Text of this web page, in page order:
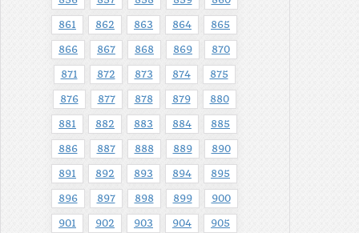
861 862 863 864 865
866 867 868 869 870
871 872 873 874 875
876 877 878 879 880
881 882 883 884 885
886 887 888 889 890
891 892 893 894 895
896 897 898 899 900
901 902 903 904 905